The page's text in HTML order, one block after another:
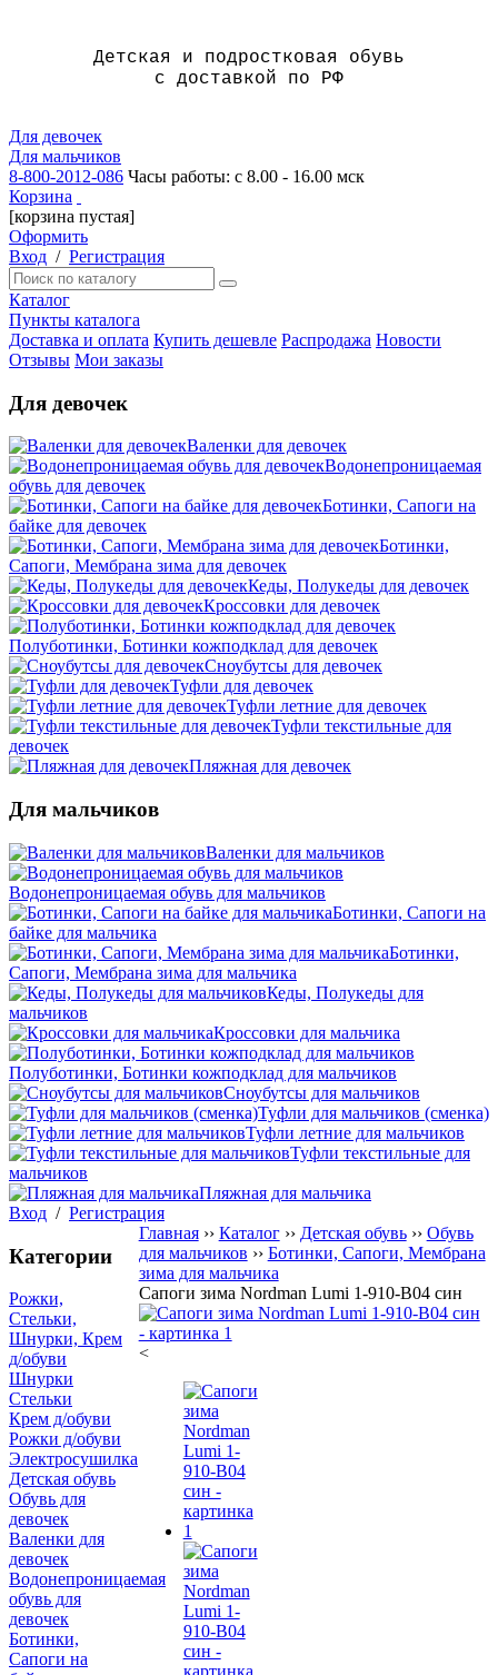
Детская и подростковая обувь
с доставкой по РФ
Для девочек
Для мальчиков
8-800-2012-086 Часы работы: с 8.00 - 16.00 мск
Корзина
[корзина пустая]
Оформить
Вход / Регистрация
Каталог
Пункты каталога
Доставка и оплата Купить дешевле Распродажа Новости
Отзывы Мои заказы
Для девочек
Валенки для девочек
Водонепроницаемая
обувь для девочек
Ботинки, Сапоги на
байке для девочек
Ботинки,
Сапоги, Мембрана зима для девочек
Кеды, Полукеды для девочек
Кроссовки для девочек
Полуботинки, Ботинки кожподклад для девочек
Сноубутсы для девочек
Туфли для девочек
Туфли летние для девочек
Туфли текстильные для
девочек
Пляжная для девочек
Для мальчиков
Валенки для мальчиков
Водонепроницаемая обувь для мальчиков
Ботинки, Сапоги на
байке для мальчика
Ботинки,
Сапоги, Мембрана зима для мальчика
Кеды, Полукеды для
мальчиков
Кроссовки для мальчика
Полуботинки, Ботинки кожподклад для мальчиков
Сноубутсы для мальчиков
Туфли для мальчиков (сменка)
Туфли летние для мальчиков
Туфли текстильные для
мальчиков
Пляжная для мальчика
Вход / Регистрация
Главная ›› Каталог ›› Детская обувь ›› Обувь
для мальчиков ›› Ботинки, Сапоги, Мембрана
зима для мальчика
Сапоги зима Nordman Lumi 1-910-B04 син
<
Категории
Рожки,
Стельки,
Шнурки, Крем
д/обуви
Шнурки
Стельки
Крем д/обуви
Рожки д/обуви
Электросушилка
Детская обувь
Обувь для
девочек
Валенки для
девочек
Водонепроницаемая
обувь для
девочек
Ботинки,
Сапоги на